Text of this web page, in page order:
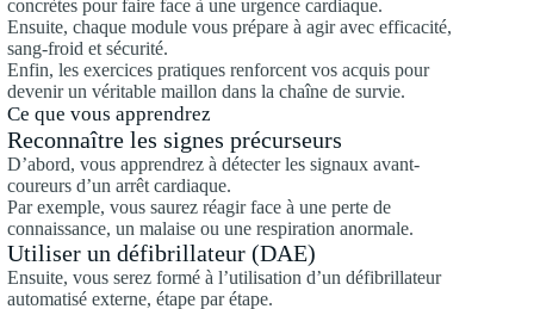
concrètes pour faire face à une urgence cardiaque.
Ensuite, chaque module vous prépare à agir avec efficacité,
sang-froid et sécurité.
Enfin, les exercices pratiques renforcent vos acquis pour
devenir un véritable maillon dans la chaîne de survie.
Ce que vous apprendrez
Reconnaître les signes précurseurs
D’abord, vous apprendrez à détecter les signaux avant-
coureurs d’un arrêt cardiaque.
Par exemple, vous saurez réagir face à une perte de
connaissance, un malaise ou une respiration anormale.
Utiliser un défibrillateur (DAE)
Ensuite, vous serez formé à l’utilisation d’un défibrillateur
automatisé externe, étape par étape.